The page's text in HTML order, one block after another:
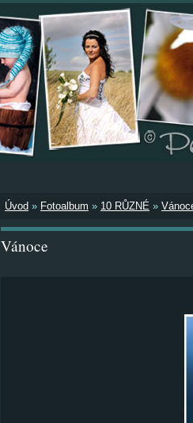
Úvod » Fotoalbum » 10 RŮZNÉ »
Vánoce